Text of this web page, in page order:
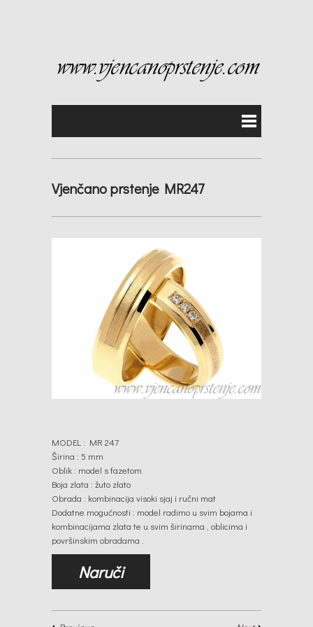
Vjenčano prstenje MR247
MODEL : MR 247
Širina : 5 mm
Oblik : model s fazetom
Boja zlata : žuto zlato
Obrada : kombinacija visoki sjaj i ručni mat
Dodatne mogućnosti : model radimo u svim bojama i
kombinacijama zlata te u svim širinama , oblicima i
površinskim obradama .
Naruči